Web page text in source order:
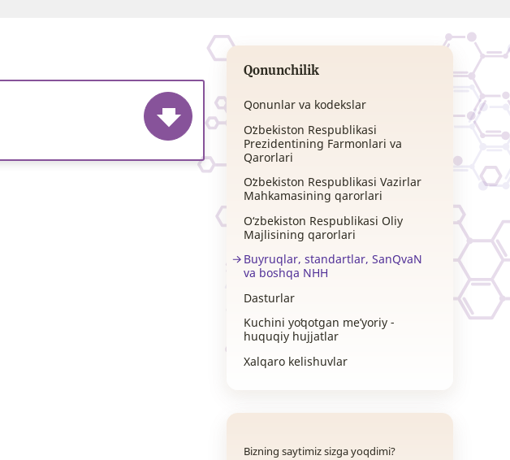
Qonunchilik
Qonunlar va kodekslar
Oʻzbekiston Respublikasi
Prezidentining Farmonlari va
Qarorlari
Oʻzbekiston Respublikasi Vazirlar
Mahkamasining qarorlari
O‘zbekiston Respublikasi Oliy
Majlisining qarorlari
Buyruqlar, standartlar, SanQvaN
va boshqa NHH
Dasturlar
Kuchini yoʻqotgan me’yoriy -
huquqiy hujjatlar
Xalqaro kelishuvlar
Bizning saytimiz sizga yoqdimi?